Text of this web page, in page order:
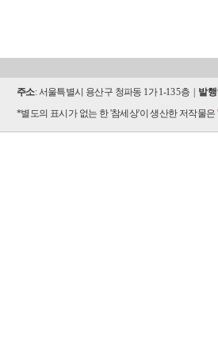
주소: 서울특별시 용산구 청파동 1가 1-13 5층 | 발
*별도의 표시가 없는 한 '참세상'이 생산한 저작물은